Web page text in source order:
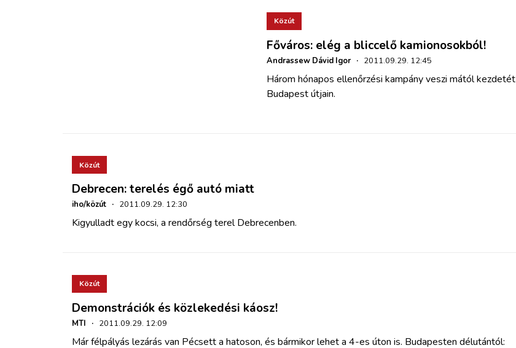
Közút
Főváros: elég a bliccelő kamionosokból!
Andrassew Dávid Igor · 2011.09.29. 12:45
Három hónapos ellenőrzési kampány veszi mától kezdetét
Budapest útjain.
Közút
Debrecen: terelés égő autó miatt
iho/közút · 2011.09.29. 12:30
Kigyulladt egy kocsi, a rendőrség terel Debrecenben.
Közút
Demonstrációk és közlekedési káosz!
MTI · 2011.09.29. 12:09
Már félpályás lezárás van Pécsett a hatoson, és bármikor lehet a 4-es úton is. Budapesten délutántól: